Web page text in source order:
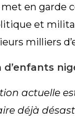
en garde
et
milliers
d’enfants
actuelle
déjà